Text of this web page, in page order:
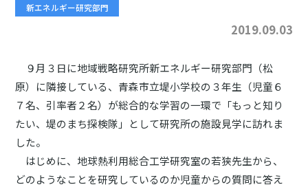
新エネルギー研究部門
2019.09.03
９月３日に地域戦略研究所新エネルギー研究部門（松
原）に隣接している、青森市立堤小学校の３年生（児童６
７名、引率者２名）が総合的な学習の一環で「もっと知り
たい、堤のまち探検隊」として研究所の施設見学に訪れま
した。
はじめに、地球熱利用総合工学研究室の若狭先生から、
どのようなことを研究しているのか児童からの質問に答え